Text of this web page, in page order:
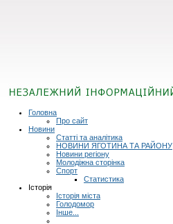
Головна
Про сайт
Новини
Статті та аналітика
НОВИНИ ЯГОТИНА ТА РАЙОНУ
Новини регіону
Молодіжна сторінка
Спорт
Статистика
Історія
Історія міста
Голодомор
Інше...